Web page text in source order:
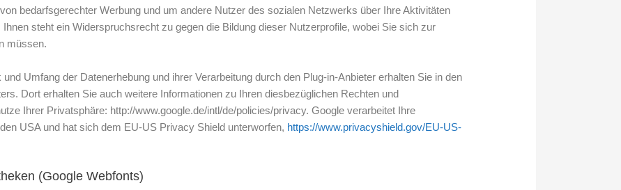
bedarfsgerechter Werbung und um andere Nutzer des sozialen Netzwerks über Ihre Aktivitäten
steht ein Widerspruchsrecht zu gegen die Bildung dieser Nutzerprofile, wobei Sie sich zur
müssen.
Umfang der Datenerhebung und ihrer Verarbeitung durch den Plug-in-Anbieter erhalten Sie in den
Dort erhalten Sie auch weitere Informationen zu Ihren diesbezüglichen Rechten und
Ihrer Privatsphäre: http://www.google.de/intl/de/policies/privacy. Google verarbeitet Ihre
USA und hat sich dem EU-US Privacy Shield unterworfen, https://www.privacyshield.gov/EU-US-
(Google Webfonts)